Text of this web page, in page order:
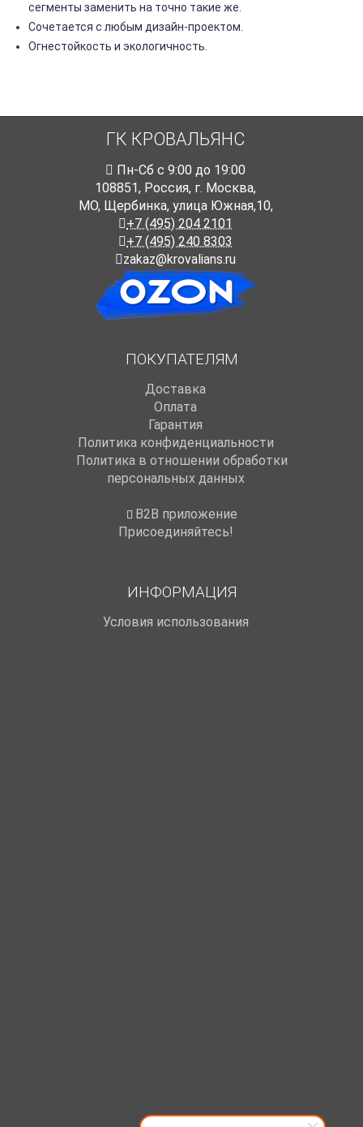
сегменты заменить на точно такие же.
Сочетается с любым дизайн-проектом.
Огнестойкость и экологичность.
ГК КРОВАЛЬЯНС
Пн-Cб с 9:00 до 19:00
108851, Россия, г. Москва,
МО, Щербинка, улица Южная,10,
+7 (495) 204 2101
+7 (495) 240 8303
zakaz@krovalians.ru
ПОКУПАТЕЛЯМ
Доставка
Оплата
Гарантия
Политика конфиденциальности
Политика в отношении обработки
персональных данных
B2B приложение
Присоединяйтесь!
ИНФОРМАЦИЯ
Условия использования